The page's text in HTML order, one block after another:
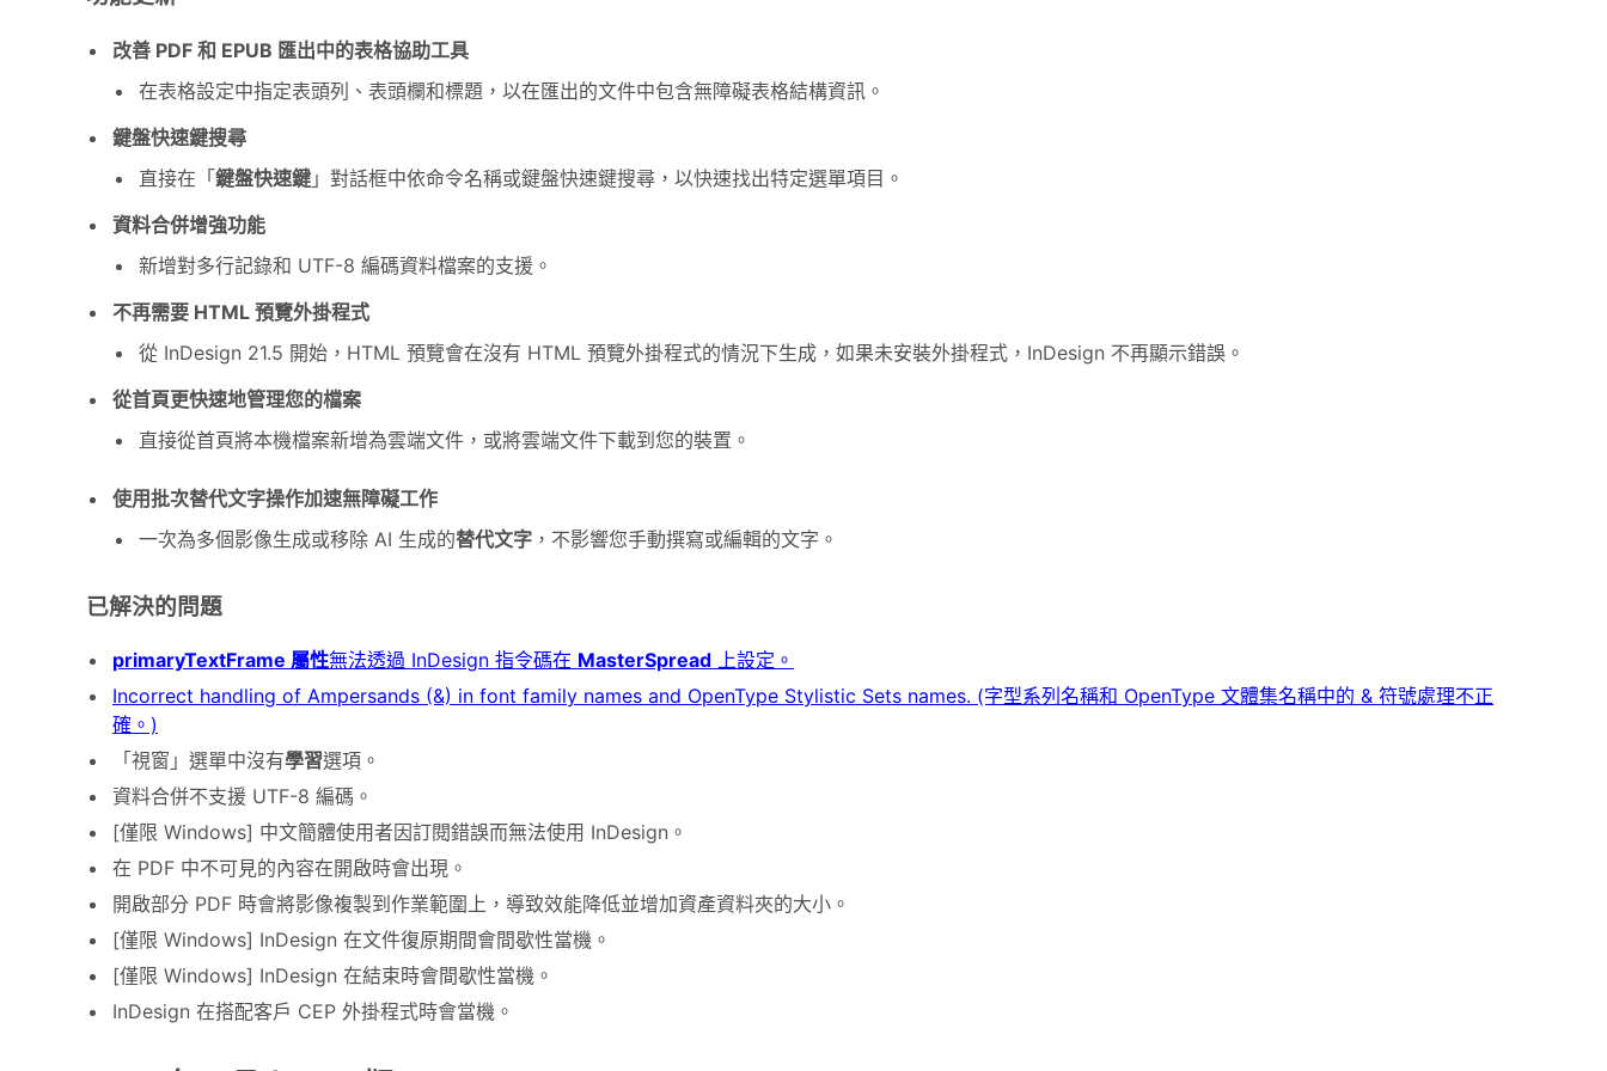
改善 PDF 和 EPUB 匯出中的表格協助工具
在表格設定中指定表頭列、表頭欄和標題，以在匯出的文件中包含無障礙表格結構資訊。
鍵盤快速鍵搜尋
直接在「鍵盤快速鍵 」對話框中依命令名稱或鍵盤快速鍵搜尋，以快速找出特定選單項目。
資料合併增強功能
新增對多行記錄和 UTF-8 編碼資料檔案的支援。
不再需要 HTML 預覽外掛程式
從 InDesign 21.5 開始，HTML 預覽會在沒有 HTML 預覽外掛程式的情況下生成，如果未安裝外掛程式，InDesign 不再顯示錯誤。
從首頁更快速地管理您的檔案
直接從首頁將本機檔案新增為雲端文件，或將雲端文件下載到您的裝置。
使用批次替代文字操作加速無障礙工作
一次為多個影像生成或移除 AI 生成的替代文字 ，不影響您手動撰寫或編輯的文字。
已解決的問題
primaryTextFrame 屬性無法透過 InDesign 指令碼在 MasterSpread 上設定。
Incorrect handling of Ampersands (&) in font family names and OpenType Stylistic Sets names. (字型系列名稱和 OpenType 文體集名稱中的 & 符號處理不正
確。)
「視窗」選單中沒有學習選項。
資料合併不支援 UTF-8 編碼。
[僅限 Windows] 中文簡體使用者因訂閱錯誤而無法使用 InDesign。
在 PDF 中不可見的內容在開啟時會出現。
開啟部分 PDF 時會將影像複製到作業範圍上，導致效能降低並增加資產資料夾的大小。
[僅限 Windows] InDesign 在文件復原期間會間歇性當機。
[僅限 Windows] InDesign 在結束時會間歇性當機。
InDesign 在搭配客戶 CEP 外掛程式時會當機。